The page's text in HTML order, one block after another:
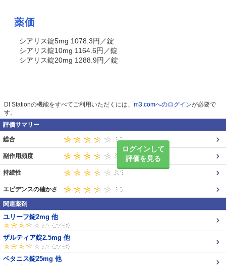
薬価
シアリス錠5mg 1078.3円／錠
シアリス錠10mg 1164.6円／錠
シアリス錠20mg 1288.9円／錠
DI Stationの機能をすべてご利用いただくには、 m3.comへのログインが必要で
す。
評価サマリー
ログインして
評価を見る
総合
副作用頻度
持続性
エビデンスの確かさ
関連薬剤
ユリーフ錠2mg 他
ザルティア錠2.5mg 他
ベタニス錠25mg 他